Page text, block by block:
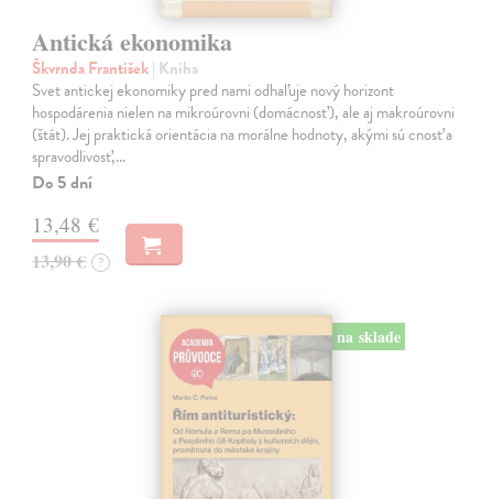
Antická ekonomika
Škvrnda František| Kniha
Svet antickej ekonomiky pred nami odhaľuje nový horizont
hospodárenia nielen na mikroúrovni (domácnosť), ale aj makroúrovni
(štát). Jej praktická orientácia na morálne hodnoty, akými sú cnosť a
spravodlivosť,…
Do 5 dní
13,48 €
13,90 € ?
na sklade